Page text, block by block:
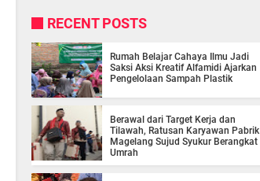
RECENT POSTS
Rumah Belajar Cahaya Ilmu Jadi
Saksi Aksi Kreatif Alfamidi Ajarkan
Pengelolaan Sampah Plastik
Berawal dari Target Kerja dan
Tilawah, Ratusan Karyawan Pabrik
Magelang Sujud Syukur Berangkat
Umrah